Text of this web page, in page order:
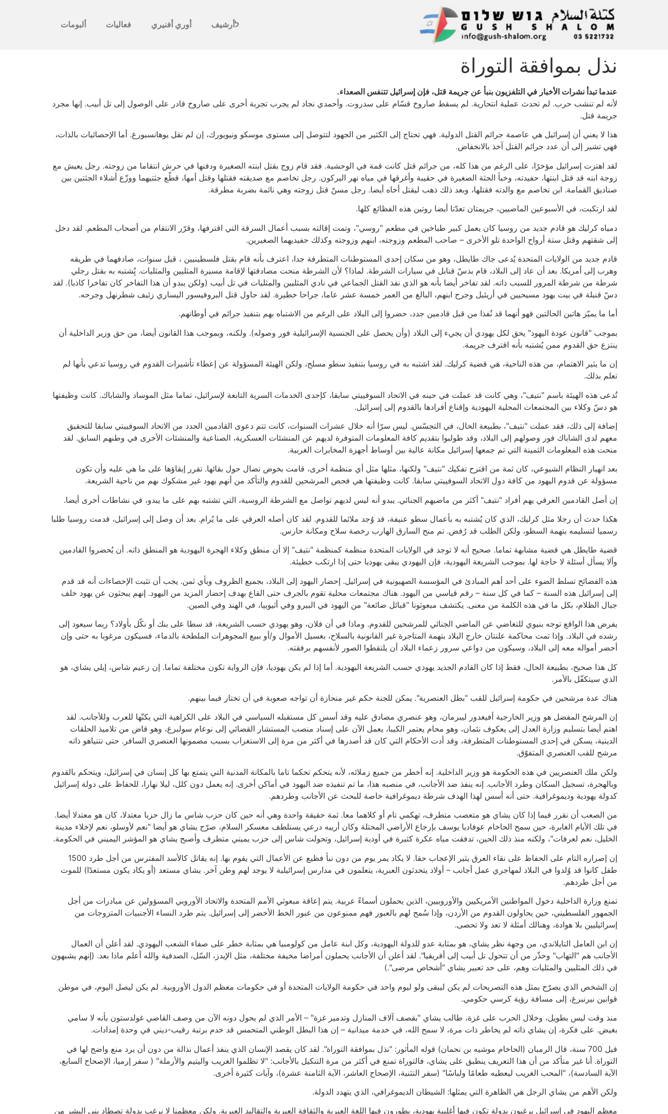
לأرشيف أوري أفنيري فعاليات ألبومات
نذل بموافقة التوراة
عندما تبدأ نشرات الأخبار في التلفزيون بنبأ عن جريمة قتل، فإن إسرائيل تتنفس الصعداء.
لأنه لم تنشب حرب. لم تحدث عملية انتحارية. لم يسقط صاروخ قسّام على سدروت. وأحمدي نجاد لم يجرب تجربة أخرى على صاروخ قادر على الوصول إلى تل أبيب. إنها مجرد
جريمة قتل.
هذا لا يعني أن إسرائيل هي عاصمة جرائم القتل الدولية. فهي تحتاج إلى الكثير من الجهود لتتوصل إلى مستوى موسكو ونيويورك، إن لم نقل يوهانسبورغ. أما الإحصائيات بالذات،
فهي تشير إلى أن عدد جرائم القتل آخذ بالانخفاض.
لقد اهتزت إسرائيل مؤخرًا، على الرغم من هذا كله، من جرائم قتل كانت قمة في الوحشية. فقد قام زوج بقتل ابنته الصغيرة ودفنها في حرش انتقاما من زوجته. رجل يعيش مع
زوجة ابنه قد قتل ابنتها، حفيدته، وخبأ الجثة الصغيرة في حقيبة وأغرقها في مياه نهر اليركون. رجل تخاصم مع صديقته فقتلها وقتل أمها، قطّع جثتيهما ووزّع أشلاء الجثتين بين
صناديق القمامة. ابن تخاصم مع والدته فقتلها، وبعد ذلك ذهب ليقتل أخاه أيضا. رجل مسنّ قتل زوجته وهي نائمة بضربة مطرقة.
لقد ارتكبت، في الأسبوعين الماضيين، جريمتان تعدّتا أيضا روتين هذه الفظائع كلها.
دمياه كرليك هو قادم جديد من روسيا كان يعمل كبير طباخين في مطعم "روسي"، وتمت إقالته بسبب أعمال السرقة التي اقترفها، وقرّر الانتقام من أصحاب المطعم. لقد دخل
إلى شقتهم وقتل ستة أرواح الواحدة تلو الأخرى – صاحب المطعم وزوجته، ابنهم وزوجته وكذلك حفيديهما الصغيرين.
قادم جديد من الولايات المتحدة يُدعى جاك طايطل، وهو من سكان إحدى المستوطنات المتطرفة جدا، اعترف بأنه قام بقتل فلسطينيين ، قبل سنوات، صادفهما في طريقه
وهرب إلى أمريكا. بعد أن عاد إلى البلاد، قام بدسّ قنابل في سيارات الشرطة. لماذا؟ لأن الشرطة منحت مصادقتها لإقامة مسيرة المثليين والمثليات. يُِشتبه به بقتل رجلي
شرطة من شرطة المرور للسبب ذاته. لقد تفاخر أيضا بأنه هو الذي نفذ القتل الجماعي في نادي المثليين والمثليات في تل أبيب (ولكن يبدو أن هذا التفاخر كان تفاخرا كاذبا). لقد
دسّ قنبلة في بيت يهود مسيحيين في أريئيل وجرح ابنهم، البالغ من العمر خمسة عشر عاما، جراحا خطيرة. لقد حاول قتل البروفيسور اليساري زئيف شطرنهل وجرحه.
أما ما يميّز هاتين الحالتين فهو أنهما قد نُفذا من قبل قادمين جدد، حضروا إلى البلاد على الرغم من الاشتباه بهم بتنفيذ جرائم في أوطانهم.
بموجب "قانون عودة اليهود" يحق لكل يهودي أن يجيء إلى البلاد (وأن يحصل على الجنسية الإسرائيلية فور وصوله). ولكنه، وبموجب هذا القانون أيضا، من حق وزير الداخلية أن
ينتزع حق القدوم ممن يُشتبه بأنه اقترف جريمة.
إن ما يثير الاهتمام، من هذه الناحية، هي قضية كرليك. لقد اشتبه به في روسيا بتنفيذ سطو مسلح، ولكن الهيئة المسؤولة عن إعطاء تأشيرات القدوم في روسيا تدعي بأنها لم
تعلم بذلك.
تُدعى هذه الهيئة باسم "نتيف"، وهي كانت قد عملت في حينه في الاتحاد السوفييتي سابقا، كإحدى الخدمات السرية التابعة لإسرائيل، تماما مثل الموساد والشاباك. كانت وظيفتها
هو دسّ وكلاء بين المجتمعات المحلية اليهودية وإقناع أفرادها بالقدوم إلى إسرائيل.
إضافة إلى ذلك، فقد عملت "نتيف"، بطبيعة الحال، في التجسّس. ليس سرّا أنه خلال عشرات السنوات، كانت تتم دعوى القادمين الجدد من الاتحاد السوفييتي سابقا للتحقيق
معهم لدى الشاباك فور وصولهم إلى البلاد، وقد طولبوا بتقديم كافة المعلومات المتوفرة لديهم عن المنشئات العسكرية، الصناعية والمنشئات الأخرى في وطنهم السابق. لقد
منحت هذه المعلومات الثمينة التي تم جمعها إسرائيل مكانة عالية بين أوساط أجهزة المخابرات الغربية.
بعد انهيار النظام الشيوعي، كان ثمة من اقترح تفكيك "نتيف" ولكنها، مثلها مثل أي منظمة أخرى، قامت بخوض نضال حول بقائها. تقرر إبقاؤها على ما هي عليه وأن تكون
مسؤولة عن قدوم اليهود من كافة دول الاتحاد السوفييتي سابقا. كانت وظيفتها هي فحص المرشحين للقدوم والتأكد من أنهم يهود غير مشكوك بهم من ناحية الشريعة.
إن أصل القادمين العرقي يهم أفراد "نتيف" أكثر من ماضيهم الجنائي. يبدو أنه ليس لديهم تواصل مع الشرطة الروسية، التي تشتبه بهم على ما يبدو، في نشاطات أخرى أيضا.
هكذا حدث أن رجلا مثل كرليك، الذي كان يُشتبه به بأعمال سطو عنيفة، قد وُجد ملائما للقدوم. لقد كان أصله العرقي على ما يُرام. بعد أن وصل إلى إسرائيل، قدمت روسيا طلبا
رسميا لتسليمه بتهمة السطو، ولكن الطلب قد رُفض. تم منح السارق الهارب رخصة سلاح ومكانة حارس.
قضية طايطل هي قضية مشابهة تماما. صحيح أنه لا توجد في الولايات المتحدة منظمة كمنظمة "نتيف" إلا أن منطق وكلاء الهجرة اليهودية هو المنطق ذاته. أن يُحضروا القادمين
وألا يسأل أسئلة لا حاجة لها. بموجب الشريعة اليهودية، فإن اليهودي يبقى يهوديا حتى إذا ارتكب خطيئة.
هذه الفضائح تسلط الضوء على أحد أهم المبادئ في المؤسسة الصهيونية في إسرائيل. إحضار اليهود إلى البلاد، بجميع الظروف وبأي ثمن. يجب أن تثبت الإحصاءات أنه قد قدم
إلى إسرائيل هذه السنة – كما في كل سنة – رقم قياسي من اليهود. هناك مجتمعات محلية تقوم بالجرف حتى القاع بهدف إحضار المزيد من اليهود. إنهم يبحثون عن يهود خلف
جبال الظلام، بكل ما في هذه الكلمة من معنى. يكتشف مبعوثونا "قبائل ضائعة" من اليهود في البيرو وفي أثيوبيا، في الهند وفي الصين.
يفرض هذا الواقع توجه بنيوي للتغاضي عن الماضي الجنائي للمرشحين للقدوم. وماذا في أن فلان، وهو يهودي حسب الشريعة، قد سطا على بنك أو نكّل بأولاد؟ ربما سيعود إلى
رشده في البلاد. وإذا تمت محاكمة علنتان خارج البلاد بتهمة المتاجرة غير القانونية بالسلاح، بغسيل الأموال و/أو ببيع المجوهرات الملطخة بالدماء، فسيكون مرغوبا به حتى وإن
أحضر أمواله معه إلى البلاد، وسيكون من دواعي سرور زعماء البلاد أن يلتقطوا الصور لأنفسهم برفقته.
كل هذا صحيح، بطبيعة الحال، فقط إذا كان القادم الجديد يهودي حسب الشريعة اليهودية. أما إذا لم يكن يهوديا، فإن الرواية تكون مختلفة تماما. إن زعيم شاس، إيلي يشاي، هو
الذي سيتكفّل بالأمر.
هناك عدة مرشحين في حكومة إسرائيل للقب "بطل العنصرية". يمكن للجنة حكم غير منحازة أن تواجه صعوبة في أن تختار فيما بينهم.
إن المرشح المفضل هو وزير الخارجية أفيغدور ليبرمان، وهو عنصري مصادق عليه وقد أسس كل مستقبله السياسي في البلاد على الكراهية التي يكنّها للعرب وللأجانب. لقد
اهتم أيضا بتسليم وزارة العدل إلى يعكوف نئمان، وهو محام يعتمر الكيبا، يعمل الآن على إسناد منصب المستشار القضائي إلى نوعام سولبرغ، وهو قاض من تلاميذ الحلقات
الدينية، يسكن في إحدى المستوطنات المتطرفة، وقد أدت الأحكام التي كان قد أصدرها في أكثر من مرة إلى الاستغراب بسبب مضمونها العنصري السافر. حتى نتنياهو ذاته
مرشح للقب العنصري المتفوّق.
ولكن ملك العنصريين في هذه الحكومة هو وزير الداخلية. إنه أخطر من جميع زملائه، لأنه يتحكم تحكما تاما بالمكانة المدنية التي يتمتع بها كل إنسان في إسرائيل، ويتحكم بالقدوم
وبالهجرة، تسجيل السكان وطرد الأجانب. إنه ينفذ ضد الأجانب، في منصبه هذا، ما تم تنفيذه ضد اليهود في أماكن أخرى. إنه يعمل دون كلل، ليلا نهارا، للحفاظ على دولة إسرائيل
كدولة يهودية وديموغرافية. حتى أنه أسس لهذا الهدف شرطة ديموغرافية خاصة للبحث عن الأجانب وطردهم.
من الصعب أن نقرر فيما إذا كان يشاي هو متعصب متطرف، تهكمي تام أو كلاهما معا. ثمة حقيقة واحدة وهي أنه حين كان حزب شاس ما زال حزبا معتدلا، كان هو معتدلا أيضا.
في تلك الأيام الغابرة، حين سمح الحاخام عوفاديا يوسف بإرجاع الأراضي المحتلة وكان أرييه درعي يستلطف معسكر السلام، صرّح يشاي هو أيضا "نعم لأوسلو، نعم لإخلاء مدينة
الخليل، نعم لعرفات"، ولكنه منذ ذلك الحين، تدفقت مياه عكرة كثيرة في أودية إسرائيل، وتحولت شاس إلى حزب يميني متطرف وأصبح يشاي هو المؤشر اليميني في الحكومة.
إن إصراره التام على الحفاظ على نقاء العرق يثير الإعجاب حقا. لا يكاد يمر يوم من دون نبأ فظيع عن الأعمال التي يقوم بها. إنه يقاتل كالأسد المفترس من أجل طرد 1500
طفل كانوا قد وُلدوا في البلاد لمهاجري عمل أجانب – أولاد يتحدثون العبرية، يتعلمون في مدارس إسرائيلية لا يوجد لهم وطن آخر. يشاي مستعد (أو يكاد يكون مستعدًا) للموت
من أجل طردهم.
تمنع وزارة الداخلية دخول المواطنين الأمريكيين والأوروبيين، الذين يحملون أسماءً عربية. يتم إعاقة مبعوثي الأمم المتحدة والاتحاد الأوروبي المسؤولين عن مبادرات من أجل
الجمهور الفلسطيني، حين يحاولون القدوم من الأردن، وإذا سُمح لهم بالعبور فهم ممنوعون من عبور الخط الأخضر إلى إسرائيل. يتم طرد النساء الأجنبيات المتزوجات من
إسرائيليين بلا هوادة، وهنالك أمثلة لا تعد ولا تحصى.
إن ابن العامل التايلاندي، من وجهة نظر يشاي، هو بمثابة عدو للدولة اليهودية، وكل ابنة عامل من كولومبيا هي بمثابة خطر على صفاء الشعب اليهودي. لقد أعلن أن العمال
الأجانب هم "التهاب" وحذّر من أن تتحول تل أبيب إلى أفريقيا". لقد أعلن أن الأجانب يحملون أمراضا مخيفة مختلفة، مثل الإيدز، السّل، الصدفية والله أعلم ماذا بعد. (إنهم يشبهون
في ذلك المثليين والمثليات وهم، على حد تعبير يشاي "أشخاص مرضى".)
إن الشخص الذي يصرّح بمثل هذه التصريحات لم يكن ليبقى ولو ليوم واحد في حكومة الولايات المتحدة أو في حكومات معظم الدول الأوروبية. لم يكن ليصل اليوم، في موطن
قوانين نيرنبرغ، إلى مسافة رؤية كرسي حكومي.
منذ وقت ليس بطويل، وخلال الحرب على غزة، طالب يشاي "بقصف آلاف المنازل وتدمير غزة" – الأمر الذي لم يحول دونه الآن من وصف القاضي غولدستون بأنه لا سامي
بغيض. على فكرة، إن يشاي ذاته لم يخاطر ذات مرة، لا سمح الله، في خدمة ميدانية – إن هذا البطل الوطني المتحمس قد خدم برتبة رقيب-ديني في وحدة إمدادات.
قبل 700 سنة، قال الرمبان (الحاخام موشيه بن نحمان) قوله المأثور: "نذل بموافقة التوراة". لقد كان يقصد الإنسان الذي ينفذ أعمال نذالة من دون أن يرد منع واضح لها في
التوراة. أنا غير متأكد من أن هذا التعريف ينطبق على يشاي، فالتوراة تمنع في أكثر من مرة التنكيل بالأجانب: "لا تظلموا الغريب واليتيم والأرملة" ( سفر إرميا، الإصحاح السابع،
الآية السادسة)، "المحب الغريب ليعطيه طعامًا ولباسًا" (سفر التثنية، الإصحاح العاشر، الآية الثامنة عشرة)، وآيات كثيرة أخرى.
ولكن الأهم من يشاي الرجل هي الظاهرة التي يمثلها: الشيطان الديموغرافي، الذي يتهدد الدولة.
معظم اليهود في إسرائيل يرغبون بدولة تكون فيها أغلبية يهودية، يطورون فيها اللغة العبرية والثقافة العبرية والتقاليد العبرية. ولكن معظمنا لا نرغب بدولة تصطاد بني البشر من